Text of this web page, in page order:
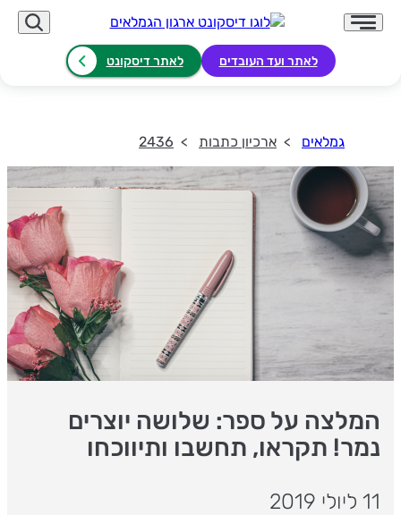
לאתר ועד העובדים לאתר דיסקונט
גמלאים ארכיון כתבות 2436
המלצה על ספר: שלושה יוצרים
נמר! תקראו, תחשבו ותיווכחו
11 ליולי 2019